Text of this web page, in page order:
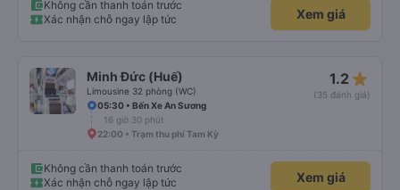
Không cần thanh toán trước
Xác nhận chỗ ngay lập tức
Xem giá
Minh Đức (Huế)
Limousine 32 phòng (WC)
1.2 star_rate
(35 đánh giá)
05:30 • Bến Xe An Sương
16 giờ 30 phút
22:00 • Trạm thu phí Tam Kỳ
Không cần thanh toán trước
Xác nhận chỗ ngay lập tức
Xem giá